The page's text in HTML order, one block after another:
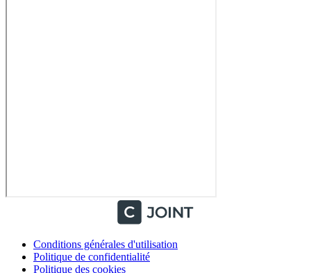
Conditions générales d'utilisation
Politique de confidentialité
Politique des cookies